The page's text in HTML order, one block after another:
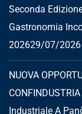
Seconda
Gastronomia
202629/07/2026
NUOVA
Industriale A